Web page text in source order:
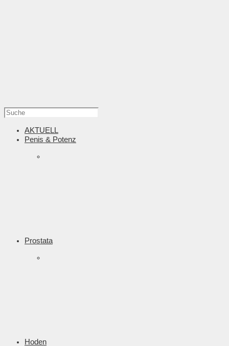
AKTUELL
Penis & Potenz
Prostata
Hoden